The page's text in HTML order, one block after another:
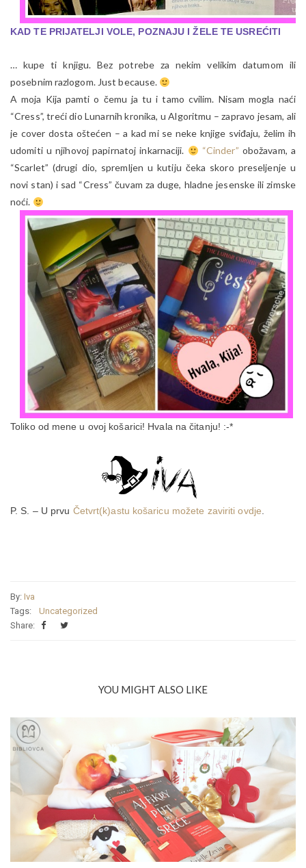
KAD TE PRIJATELJI VOLE, POZNAJU I ŽELE TE USREĆITI
… kupe ti knjigu. Bez potrebe za nekim velikim datumom ili
posebnim razlogom. Just because.
A moja Kija pamti o čemu ja tu i tamo cvilim. Nisam mogla naći
“Cress”, treći dio Lunarnih kronika, u Algoritmu – zapravo jesam, ali
je cover dosta oštećen – a kad mi se neke knjige sviđaju, želim ih
udomiti u njihovoj papirnatoj inkarnaciji.
“Cinder” obožavam, a
“Scarlet” (drugi dio, spremljen u kutiju čeka skoro preseljenje u
novi stan) i sad “Cress” čuvam za duge, hladne jesenske ili zimske
noći.
Toliko od mene u ovoj košarici! Hvala na čitanju! :-*
P. S. – U prvu Četvrt(k)astu košaricu možete zaviriti ovdje
By: Iva
Tags:
Uncategorized
Share:
YOU MIGHT ALSO LIKE